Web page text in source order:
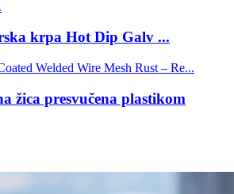
krpa Hot Dip Galv ...
žica presvučena plastikom